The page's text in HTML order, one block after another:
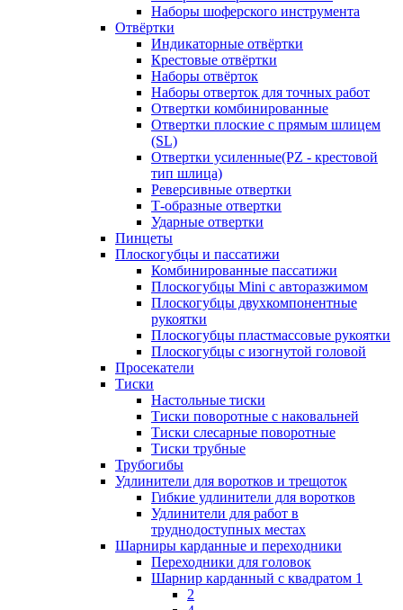
Наборы шоферского инструмента
Отвёртки
Индикаторные отвёртки
Крестовые отвёртки
Наборы отвёрток
Наборы отверток для точных работ
Отвертки комбинированные
Отвертки плоские с прямым шлицем
(SL)
Отвертки усиленные(PZ - крестовой
тип шлица)
Реверсивные отвертки
Т-образные отвертки
Ударные отвертки
Пинцеты
Плоскогубцы и пассатижи
Комбинированные пассатижи
Плоскогубцы Mini с авторазжимом
Плоскогубцы двухкомпонентные
рукоятки
Плоскогубцы пластмассовые рукоятки
Плоскогубцы с изогнутой головой
Просекатели
Тиски
Настольные тиски
Тиски поворотные с наковальней
Тиски слесарные поворотные
Тиски трубные
Трубогибы
Удлинители для воротков и трещоток
Гибкие удлинители для воротков
Удлинители для работ в
труднодоступных местах
Шарниры карданные и переходники
Переходники для головок
Шарнир карданный с квадратом 1
2